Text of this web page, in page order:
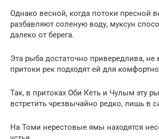
Однако весной, когда потоки пресной
разбавляют соленую воду, муксун
далеко от берега.
Эта рыба достаточно привередлива, не
притоки рек подходят ей для
Так, в притоках Оби Кеть и Чулым эту
встретить чрезвычайно редко, лишь в
На Томи нерестовые ямы находятся